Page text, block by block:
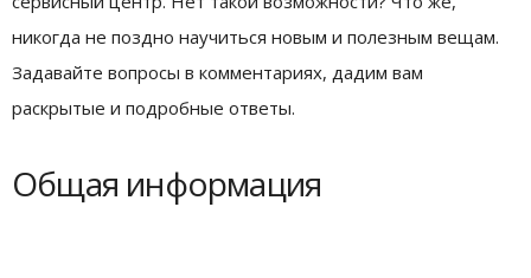
никогда не поздно научиться новым и полезным вещам.
Задавайте вопросы в комментариях, дадим вам
раскрытые и подробные ответы.
Общая информация